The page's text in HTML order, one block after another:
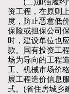
(二)加强履约
资工程，在原则
度，防止恶意低
保险或担保公司
时，建设单位也
款。国有投资工
场为导向的工程
工、机械市场价
展工程造价信息
式。(省住房城乡